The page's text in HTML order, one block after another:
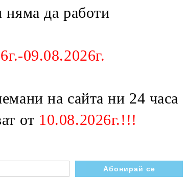
€3.07
да работи
09.08.2026г.
на сайта ни 24 часа
от 10.08.2026г.!!!